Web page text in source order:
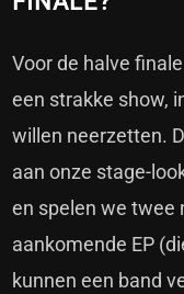
Voor de halve
een strakke show,
willen neerzetten.
aan onze stage-
en spelen we twee
aankomende EP
kunnen een band